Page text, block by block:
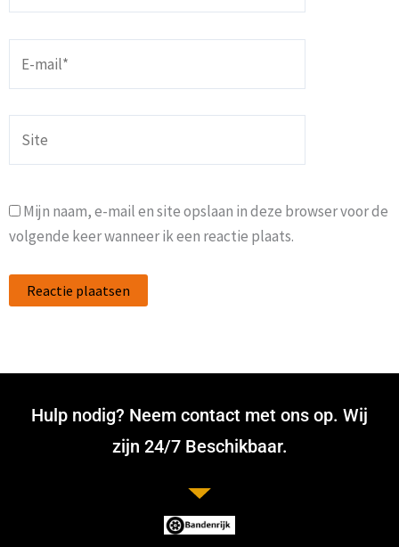
mail*
Mijn naam, e-mail en site opslaan in deze browser voor de
volgende keer wanneer ik een reactie plaats.
Hulp nodig? Neem contact met ons op. Wij
zijn 24/7 Beschikbaar.